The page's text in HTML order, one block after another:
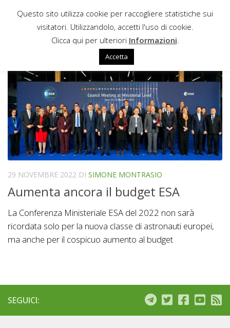
Sotto il contenuto
HARMONY (ESA)
29 NOVEMBRE 2022 DI SIMONE MONTRASIO
Aumenta ancora il budget ESA
La Conferenza Ministeriale ESA del 2022 non sarà
ricordata solo per la nuova classe di astronauti europei,
ma anche per il cospicuo aumento al budget
SEGUICI:
Questo sito utilizza cookie per raccogliere statistiche sui
visitatori. Utilizzandolo, accetti l'uso di cookie.
Clicca qui per ulteriori Informazioni
Accetta